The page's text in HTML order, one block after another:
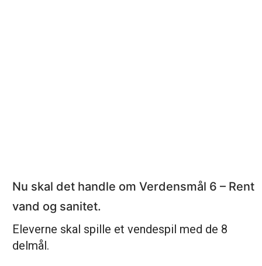
Nu skal det handle om Verdensmål 6 – Rent
vand og sanitet.
Eleverne skal spille et vendespil med de 8
delmål.